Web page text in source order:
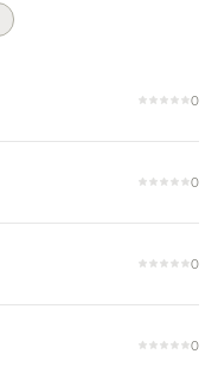
0
0
0
0